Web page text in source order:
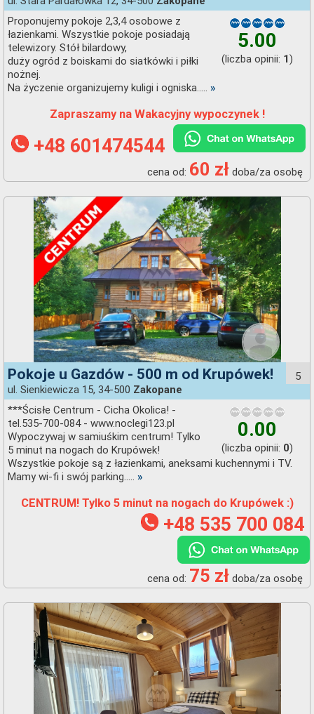
5.00
(liczba opinii: 1)
Proponujemy pokoje 2,3,4 osobowe z
łazienkami. Wszystkie pokoje posiadają
telewizory. Stół bilardowy,
duży ogród z boiskami do siatkówki i piłki
nożnej.
Na życzenie organizujemy kuligi i ogniska..... »
Zapraszamy na Wakacyjny wypoczynek !
+48 601474544
cena od: 60 zł doba/za osobę
5
Pokoje u Gazdów - 500 m od Krupówek!
ul. Sienkiewicza 15, 34-500 Zakopane
0.00
(liczba opinii: 0)
***Ścisłe Centrum - Cicha Okolica! -
tel.535-700-084 - www.noclegi123.pl
Wypoczywaj w samiuśkim centrum! Tylko
5 minut na nogach do Krupówek!
Wszystkie pokoje są z łazienkami, aneksami kuchennymi i TV.
Mamy wi-fi i swój parking..... »
CENTRUM! Tylko 5 minut na nogach do Krupówek :)
+48 535 700 084
cena od: 75 zł doba/za osobę